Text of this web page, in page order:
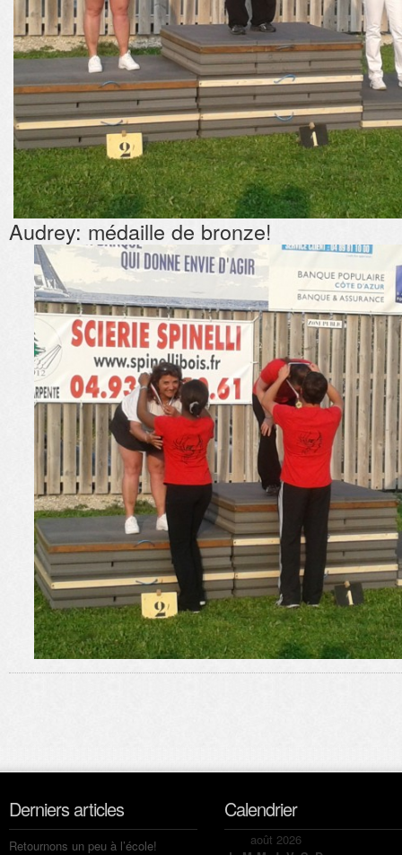
Audrey: médaille de bronze!
Derniers articles
Retournons un peu à l’école!
Calendrier
août 2026